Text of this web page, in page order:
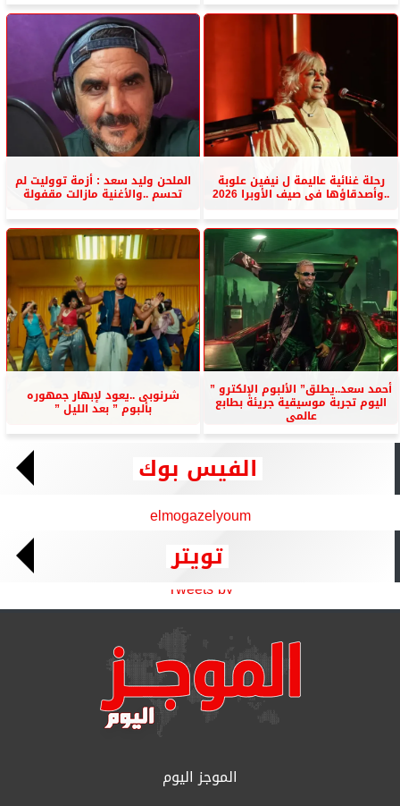
رحلة غنائية عاليمة ل نيفين علوبة
..وأصدقاؤها فى صيف الأوبرا 2026
الملحن وليد سعد : أزمة تووليت لم
تحسم ..والأغنية مازالت مقفولة
أحمد سعد..يطلق” الألبوم الإلكترو ”
اليوم تجربة موسيقية جريئة بطابع
عالمى
شرنوبى ..يعود لإبهار جمهوره
بألبوم ” بعد الليل ”
الفيس بوك
elmogazelyoum
تويتر
Tweets by
الموجز اليوم